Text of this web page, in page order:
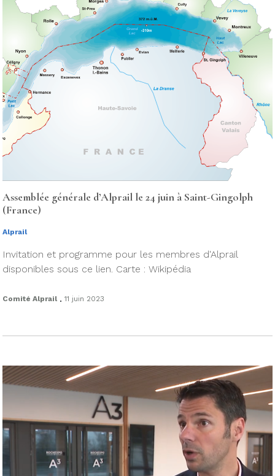
Assemblée générale d’Alprail le 24 juin à Saint-Gingolph
(France)
Alprail
Invitation et programme pour les membres d'Alprail
disponibles sous ce lien. Carte : Wikipédia
Comité Alprail . 11 juin 2023